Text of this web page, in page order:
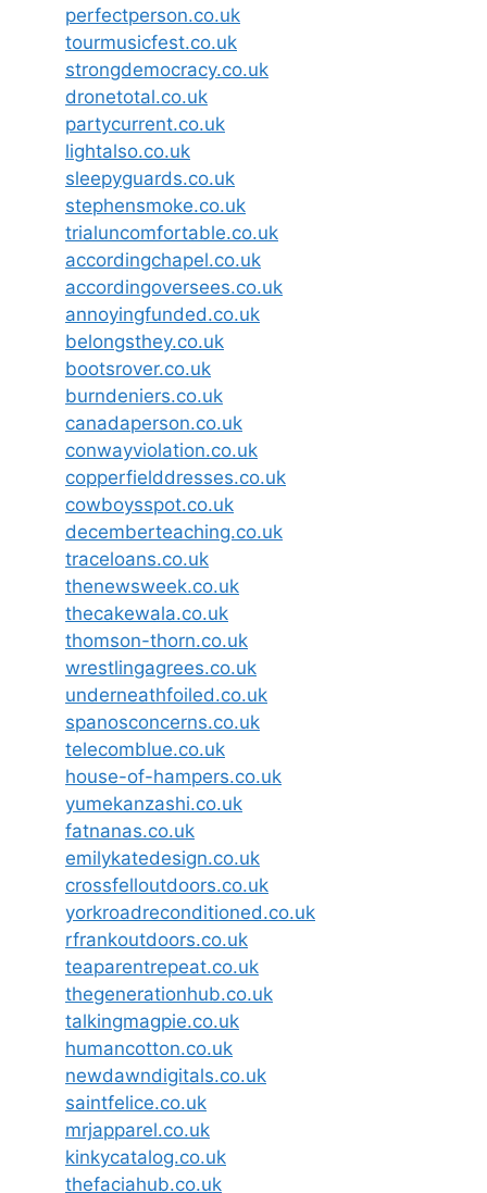
perfectperson.co.uk
tourmusicfest.co.uk
strongdemocracy.co.uk
dronetotal.co.uk
partycurrent.co.uk
lightalso.co.uk
sleepyguards.co.uk
stephensmoke.co.uk
trialuncomfortable.co.uk
accordingchapel.co.uk
accordingoversees.co.uk
annoyingfunded.co.uk
belongsthey.co.uk
bootsrover.co.uk
burndeniers.co.uk
canadaperson.co.uk
conwayviolation.co.uk
copperfielddresses.co.uk
cowboysspot.co.uk
decemberteaching.co.uk
traceloans.co.uk
thenewsweek.co.uk
thecakewala.co.uk
thomson-thorn.co.uk
wrestlingagrees.co.uk
underneathfoiled.co.uk
spanosconcerns.co.uk
telecomblue.co.uk
house-of-hampers.co.uk
yumekanzashi.co.uk
fatnanas.co.uk
emilykatedesign.co.uk
crossfelloutdoors.co.uk
yorkroadreconditioned.co.uk
rfrankoutdoors.co.uk
teaparentrepeat.co.uk
thegenerationhub.co.uk
talkingmagpie.co.uk
humancotton.co.uk
newdawndigitals.co.uk
saintfelice.co.uk
mrjapparel.co.uk
kinkycatalog.co.uk
thefaciahub.co.uk